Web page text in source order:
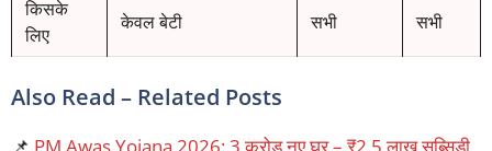
किसके
लिए
केवल बेटी सभी सभी
Also Read – Related Posts
📌 PM Awas Yojana 2026: 3 करोड़ नए घर – ₹2.5 लाख सब्सिडी